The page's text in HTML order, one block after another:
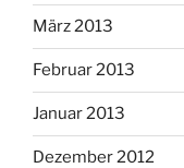
März 2013
Februar 2013
Januar 2013
Dezember 2012